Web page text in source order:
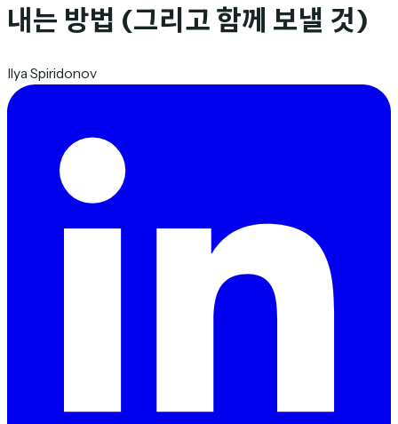
내는 방법 (그리고 함께 보낼 것)
Ilya Spiridonov